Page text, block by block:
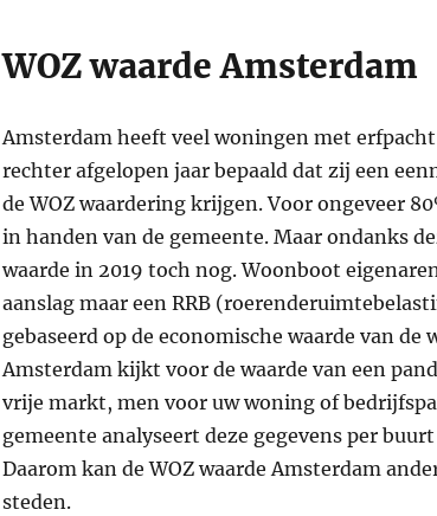
WOZ waarde Amsterdam
Amsterdam heeft veel woningen met
rechter afgelopen jaar bepaald dat zij een
de WOZ waardering krijgen. Voor ongeveer
in handen van de gemeente. Maar ondanks
waarde in 2019 toch nog. Woonboot
aanslag maar een RRB
gebaseerd op de economische waarde van de
Amsterdam kijkt voor de waarde van een
vrije markt, men voor uw woning of
gemeente analyseert deze gegevens per
Daarom kan de WOZ waarde Amsterdam
steden.